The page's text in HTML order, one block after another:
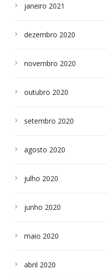
janeiro 2021
dezembro 2020
novembro 2020
outubro 2020
setembro 2020
agosto 2020
julho 2020
junho 2020
maio 2020
abril 2020